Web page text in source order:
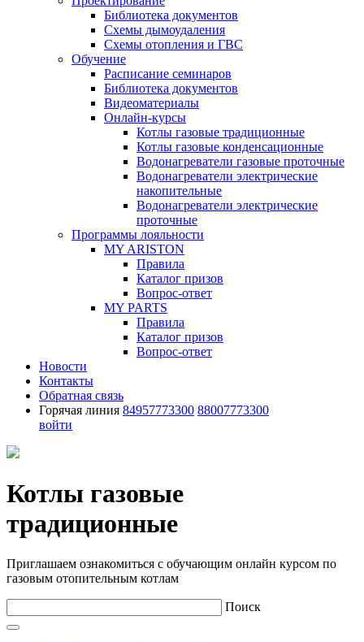
Библиотека документов
Схемы дымоудаления
Схемы отопления и ГВС
Обучение
Расписание семинаров
Библиотека документов
Видеоматериалы
Онлайн-курсы
Котлы газовые традиционные
Котлы газовые конденсационные
Водонагреватели газовые проточные
Водонагреватели электрические
накопительные
Водонагреватели электрические
проточные
Программы лояльности
MY ARISTON
Правила
Каталог призов
Вопрос-ответ
MY PARTS
Правила
Каталог призов
Вопрос-ответ
Новости
Контакты
Обратная связь
Горячая линия 84957773300 88007773300
войти
Котлы газовые
традиционные
Приглашаем ознакомиться с обучающим онлайн курсом по
газовым отопительным котлам
Поиск